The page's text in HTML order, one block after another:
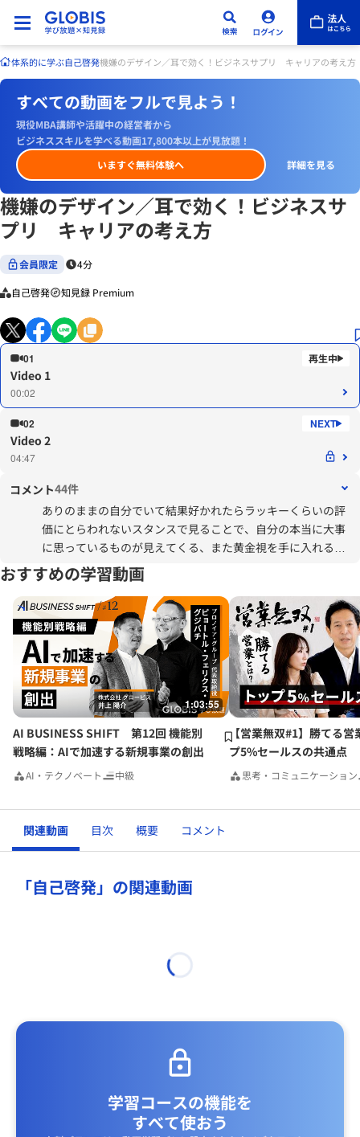
体系的に学ぶ自己啓発機嫌のデザイン／耳で効く！ビジネスサプリ キャリアの考え方
すべての動画をフルで見よう！
現役MBA講師や活躍中の経営者から
ビジネススキルを学べる動画17,800本以上が見放題！
いますぐ無料体験へ
詳細を見る
機嫌のデザイン／耳で効く！ビジネスサ
プリ キャリアの考え方
会員限定 4分
自己啓発 知見録 Premium
01
Video 1
00:02
02
Video 2
04:47
コメント44件
ありのままの自分でいて結果好かれたらラッキーくらいの評
価にとらわれないスタンスで見ることで、自分の本当に大事
に思っているものが見えてくる、また黄金視を手に入れるこ
とができ、いいところ探しができるようになる。とくに自分
に期待しないというのが新しい気づきだった。
おすすめの学習動画
1:03:55
AI BUSINESS SHIFT 第12回 機能別
戦略編：AIで加速する新規事業の創出
AI・テクノベート 中級
【営業無双#1】勝てる営
プ5%セールスの共通点
思考・コミュニケーション
関連動画 目次 概要 コメント
「自己啓発」の関連動画
学習コースの機能を
すべて使おう